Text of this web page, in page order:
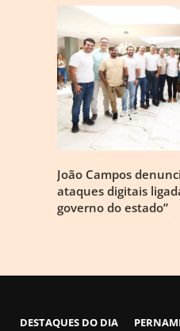
João Campos
ataques digitais
governo do estado”
DESTAQUES DO DIA